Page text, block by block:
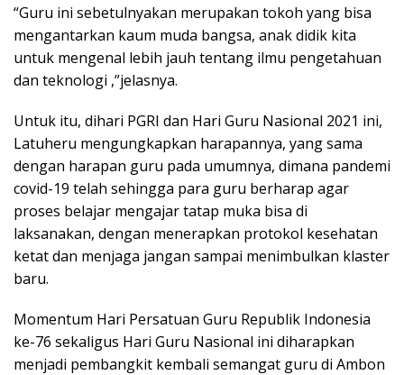
“Guru ini sebetulnyakan merupakan tokoh yang bisa
mengantarkan kaum muda bangsa, anak didik kita
untuk mengenal lebih jauh tentang ilmu pengetahuan
dan teknologi ,”jelasnya.
Untuk itu, dihari PGRI dan Hari Guru Nasional 2021 ini,
Latuheru mengungkapkan harapannya, yang sama
dengan harapan guru pada umumnya, dimana pandemi
covid-19 telah sehingga para guru berharap agar
proses belajar mengajar tatap muka bisa di
laksanakan, dengan menerapkan protokol kesehatan
ketat dan menjaga jangan sampai menimbulkan klaster
baru.
Momentum Hari Persatuan Guru Republik Indonesia
ke-76 sekaligus Hari Guru Nasional ini diharapkan
menjadi pembangkit kembali semangat guru di Ambon